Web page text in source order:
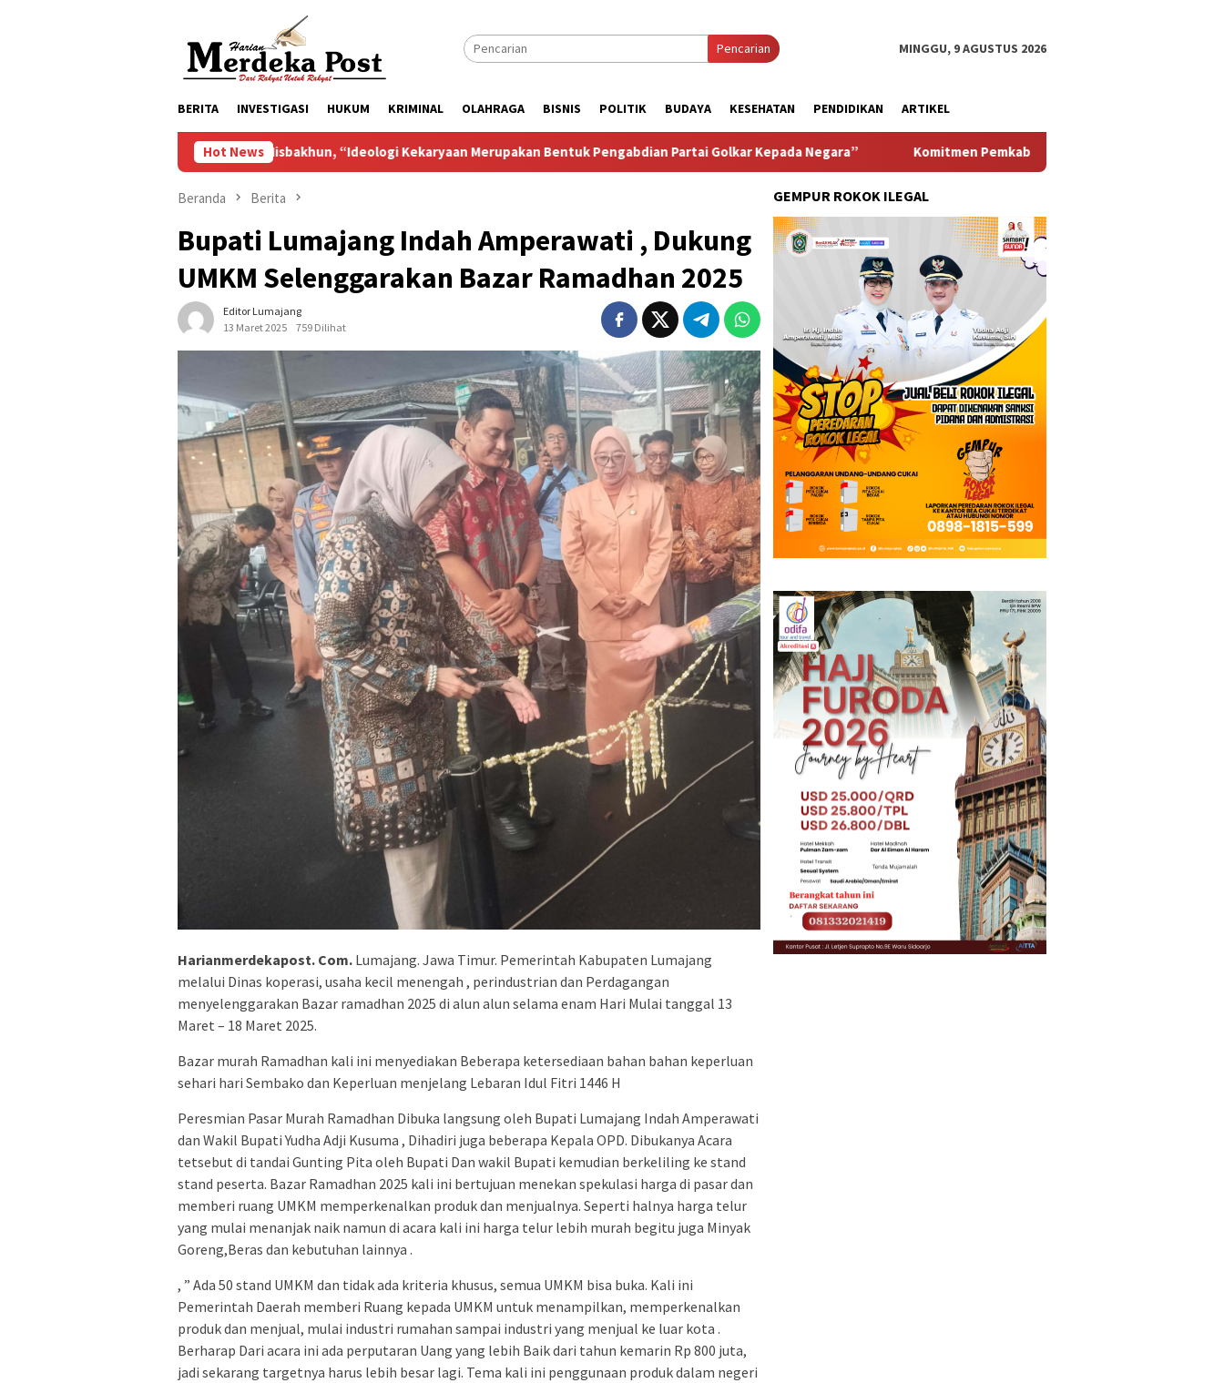
Pencarian MINGGU, 9 AGUSTUS 2026
BERITA INVESTIGASI HUKUM KRIMINAL OLAHRAGA BISNIS POLITIK BUDAYA KESEHATAN PENDIDIKAN ARTIKEL
Hot News
Misbakhun, “Ideologi Kekaryaan Merupakan Bentuk Pengabdian Partai Golkar Kepada Negara” Komitmen Pemkab Pasuruan Meningkatkan Pelayanan Ke-
Beranda Berita
Bupati Lumajang Indah Amperawati , Dukung
UMKM Selenggarakan Bazar Ramadhan 2025
Editor Lumajang
13 Maret 2025
759 Dilihat
Harianmerdekapost. Com. Lumajang. Jawa Timur. Pemerintah Kabupaten Lumajang
melalui Dinas koperasi, usaha kecil menengah , perindustrian dan Perdagangan
menyelenggarakan Bazar ramadhan 2025 di alun alun selama enam Hari Mulai tanggal 13
Maret – 18 Maret 2025.
Bazar murah Ramadhan kali ini menyediakan Beberapa ketersediaan bahan bahan keperluan
sehari hari Sembako dan Keperluan menjelang Lebaran Idul Fitri 1446 H
Peresmian Pasar Murah Ramadhan Dibuka langsung oleh Bupati Lumajang Indah Amperawati
dan Wakil Bupati Yudha Adji Kusuma , Dihadiri juga beberapa Kepala OPD. Dibukanya Acara
tetsebut di tandai Gunting Pita oleh Bupati Dan wakil Bupati kemudian berkeliling ke stand
stand peserta. Bazar Ramadhan 2025 kali ini bertujuan menekan spekulasi harga di pasar dan
memberi ruang UMKM memperkenalkan produk dan menjualnya. Seperti halnya harga telur
yang mulai menanjak naik namun di acara kali ini harga telur lebih murah begitu juga Minyak
Goreng,Beras dan kebutuhan lainnya .
, ” Ada 50 stand UMKM dan tidak ada kriteria khusus, semua UMKM bisa buka. Kali ini
Pemerintah Daerah memberi Ruang kepada UMKM untuk menampilkan, memperkenalkan
produk dan menjual, mulai industri rumahan sampai industri yang menjual ke luar kota .
Berharap Dari acara ini ada perputaran Uang yang lebih Baik dari tahun kemarin Rp 800 juta,
jadi sekarang targetnya harus lebih besar lagi. Tema kali ini penggunaan produk dalam negeri
GEMPUR ROKOK ILEGAL